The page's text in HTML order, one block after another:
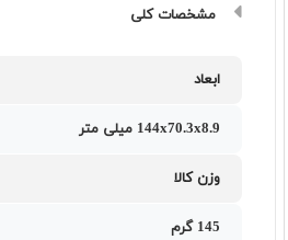
مشخصات کلی
ابعاد
144x70.3x8.9 میلی متر
وزن کالا
145 گرم